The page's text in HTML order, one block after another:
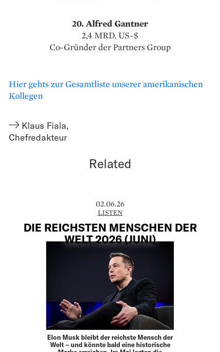
20. Alfred Gantner
2,4 MRD. US-$
Co-Gründer der Partners Group
Hier gehts zur Gesamtliste unserer amerikanischen
Kollegen
Klaus Fiala,
Chefredakteur
Related
02.06.26
LISTEN
DIE REICHSTEN MENSCHEN DER
WELT 2026 (JUNI)
Elon Musk bleibt der reichste Mensch der
Welt – und könnte bald eine historische